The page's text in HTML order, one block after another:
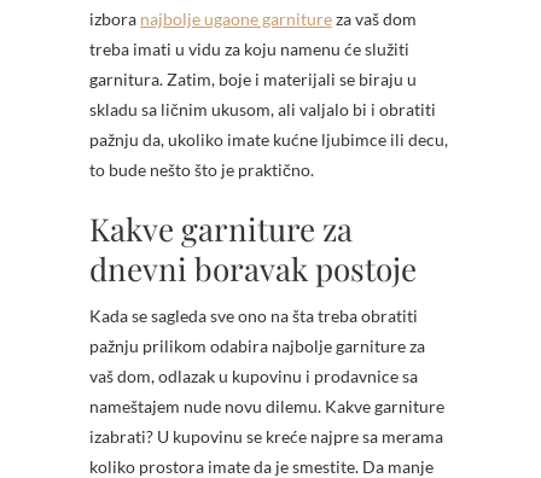
izbora najbolje ugaone garnitureza vaš dom
treba imati u vidu za koju namenu će služiti
garnitura. Zatim, boje i materijali se biraju u
skladu sa ličnim ukusom, ali valjalo bi i obratiti
pažnju da, ukoliko imate kućne ljubimce ili decu,
to bude nešto što je praktično.
Kakve garniture za
dnevni boravak postoje
Kada se sagleda sve ono na šta treba obratiti
pažnju prilikom odabira najbolje garniture za
vaš dom, odlazak u kupovinu i prodavnice sa
nameštajem nude novu dilemu. Kakve garniture
izabrati? U kupovinu se kreće najpre sa merama
koliko prostora imate da je smestite. Da manje